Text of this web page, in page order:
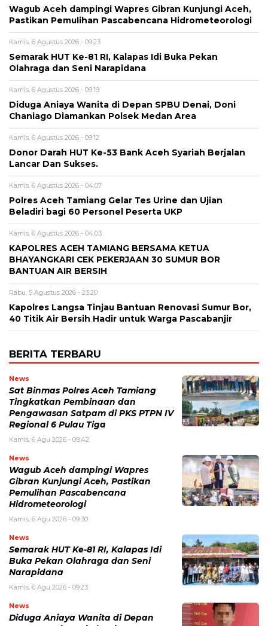
Wagub Aceh dampingi Wapres Gibran Kunjungi Aceh,
Pastikan Pemulihan Pascabencana Hidrometeorologi
Kamis, 6 Agustus 2026 - 09:23
Semarak HUT Ke-81 RI, Kalapas Idi Buka Pekan
Olahraga dan Seni Narapidana
Kamis, 6 Agustus 2026 - 09:19
Diduga Aniaya Wanita di Depan SPBU Denai, Doni
Chaniago Diamankan Polsek Medan Area
Kamis, 6 Agustus 2026 - 09:12
Donor Darah HUT Ke-53 Bank Aceh Syariah Berjalan
Lancar Dan Sukses.
Kamis, 6 Agustus 2026 - 04:07
Polres Aceh Tamiang Gelar Tes Urine dan Ujian
Beladiri bagi 60 Personel Peserta UKP
Kamis, 6 Agustus 2026 - 04:03
KAPOLRES ACEH TAMIANG BERSAMA KETUA
BHAYANGKARI CEK PEKERJAAN 30 SUMUR BOR
BANTUAN AIR BERSIH
Rabu, 5 Agustus 2026 - 23:20
Kapolres Langsa Tinjau Bantuan Renovasi Sumur Bor,
40 Titik Air Bersih Hadir untuk Warga Pascabanjir
BERITA TERBARU
News
Sat Binmas Polres Aceh Tamiang
Tingkatkan Pembinaan dan
Pengawasan Satpam di PKS PTPN IV
Regional 6 Pulau Tiga
Kamis, 6 Agu 2026 - 09:42
News
Wagub Aceh dampingi Wapres
Gibran Kunjungi Aceh, Pastikan
Pemulihan Pascabencana
Hidrometeorologi
Kamis, 6 Agu 2026 - 09:30
News
Semarak HUT Ke-81 RI, Kalapas Idi
Buka Pekan Olahraga dan Seni
Narapidana
Kamis, 6 Agu 2026 - 09:23
News
Diduga Aniaya Wanita di Depan